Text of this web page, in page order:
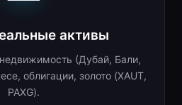
активы
(Дубай, Бали,
облигации, золото (XAUT,
PAXG).